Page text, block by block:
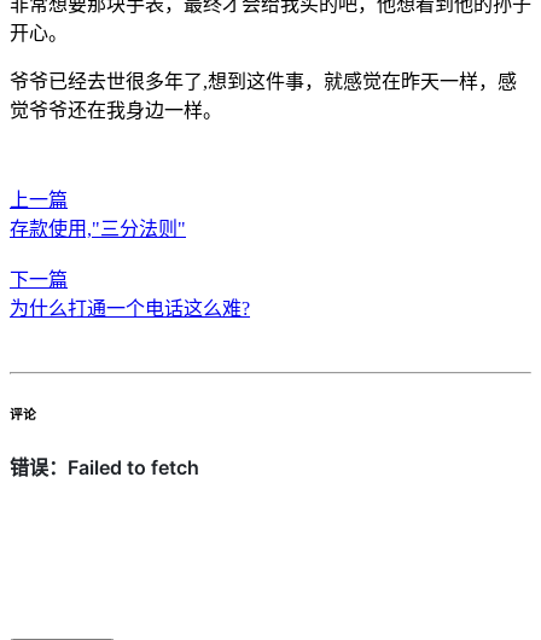
开心。
爷爷已经去世很多年了,想到这件事，就感觉在昨天一样，感
觉爷爷还在我身边一样。
上一篇
存款使用,"三分法则"
下一篇
为什么打通一个电话这么难?
评论